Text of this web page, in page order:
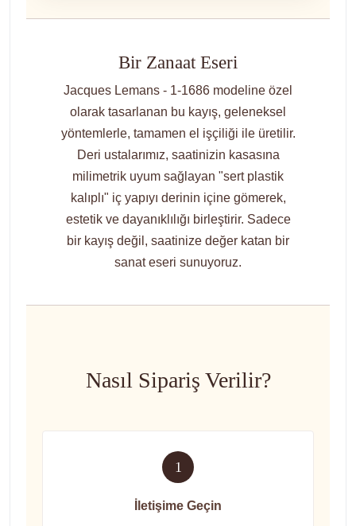
Bir Zanaat Eseri
Jacques Lemans - 1-1686 modeline özel
olarak tasarlanan bu kayış, geleneksel
yöntemlerle, tamamen el işçiliği ile üretilir.
Deri ustalarımız, saatinizin kasasına
milimetrik uyum sağlayan "sert plastik
kalıplı" iç yapıyı derinin içine gömerek,
estetik ve dayanıklılığı birleştirir. Sadece
bir kayış değil, saatinize değer katan bir
sanat eseri sunuyoruz.
Nasıl Sipariş Verilir?
1
İletişime Geçin